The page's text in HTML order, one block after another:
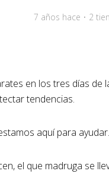
7 años hace 2
en los tres días de
tendencias.
aquí para ayudar.
el que madruga se